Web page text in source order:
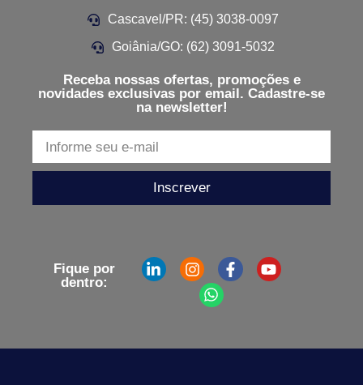
Cascavel/PR: (45) 3038-0097
Goiânia/GO: (62) 3091-5032
Receba nossas ofertas, promoções e
novidades exclusivas por email. Cadastre-se
na newsletter!
Inscrever
Fique por
dentro: